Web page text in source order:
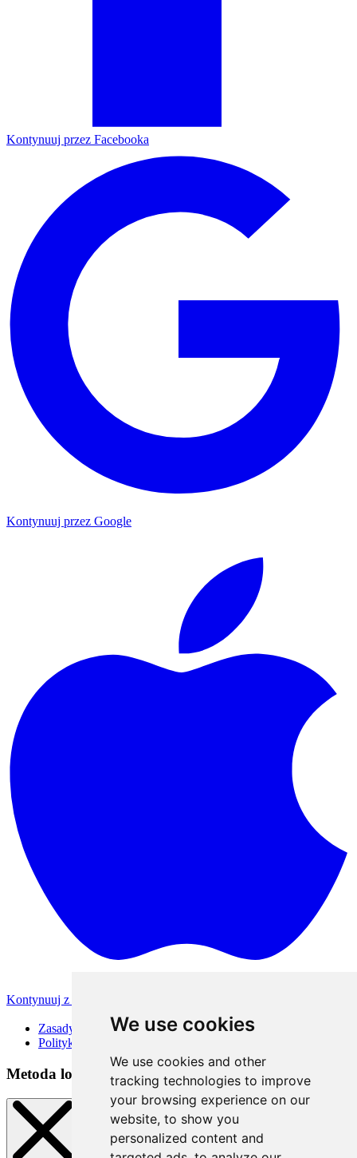
We use cookies
We use cookies and other
tracking technologies to improve
your browsing experience on our
website, to show you
personalized content and
Kontynuuj przez Facebooka
Kontynuuj przez Google
Kontynuuj z Apple
Zasady korzystania
Polityka Prywatności
Metoda logowania